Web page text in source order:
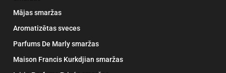
Mājas smaržas
Aromatizētas sveces
Parfums De Marly smaržas
Maison Francis Kurkdjian smaržas